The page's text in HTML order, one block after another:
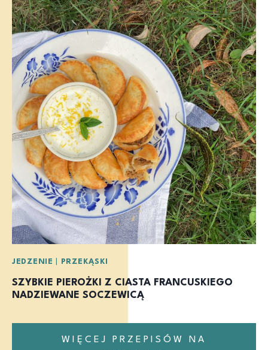
JEDZENIE PRZEKĄSKI
SZYBKIE PIEROŻKI Z CIASTA FRANCUSKIEGO
NADZIEWANE SOCZEWICĄ
WIĘCEJ PRZEPISÓW NA